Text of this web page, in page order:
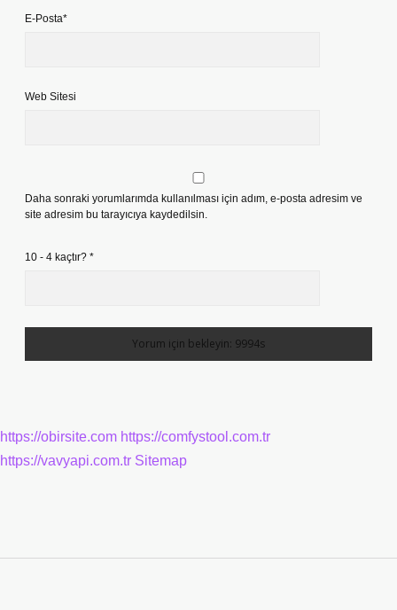
E-Posta*
Web Sitesi
Daha sonraki yorumlarımda kullanılması için adım, e-posta adresim ve
site adresim bu tarayıcıya kaydedilsin.
10 - 4 kaçtır? *
https://obirsite.com https://comfystool.com.tr
https://vavyapi.com.tr Sitemap